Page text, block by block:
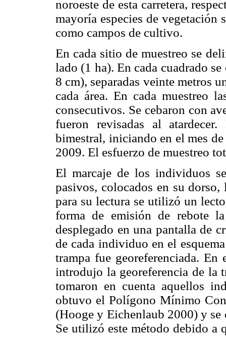
noroeste de esta carretera,
mayoría especies de
como campos de cultivo.
En cada sitio de muestreo se
lado (1 ha). En cada cuadrado
8 cm), separadas veinte metros
cada área. En cada muestreo
consecutivos. Se cebaron con
fueron revisadas al
bimestral, iniciando en el mes
2009. El esfuerzo de muestreo
El marcaje de los individuos
pasivos, colocados en su
para su lectura se utilizó un
forma de emisión de rebote
desplegado en una pantalla de
de cada individuo en el
trampa fue georeferenciada.
introdujo la georeferencia de la
tomaron en cuenta aquellos
obtuvo el Polígono Mínimo
(Hooge y Eichenlaub 2000) y se
Se utilizó este método debido a